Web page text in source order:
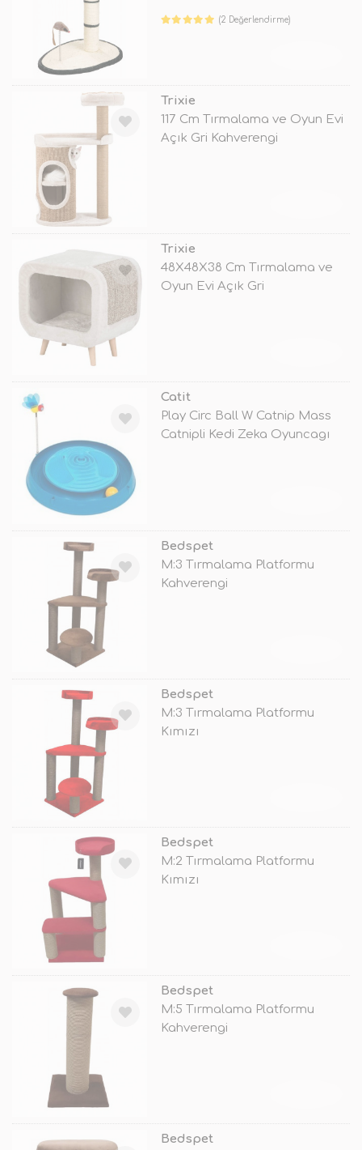
(2 Değerlendirme)
Trixie
117 Cm Tırmalama ve Oyun Evi
Açık Gri Kahverengi
Trixie
48X48X38 Cm Tırmalama ve
Oyun Evi Açık Gri
Catit
Play Circ Ball W Catnip Mass
Catnipli Kedi Zeka Oyuncagı
Bedspet
M:3 Tırmalama Platformu
Kahverengi
Bedspet
M:3 Tırmalama Platformu
Kımızı
Bedspet
M:2 Tırmalama Platformu
Kımızı
Bedspet
M:5 Tırmalama Platformu
Kahverengi
Bedspet